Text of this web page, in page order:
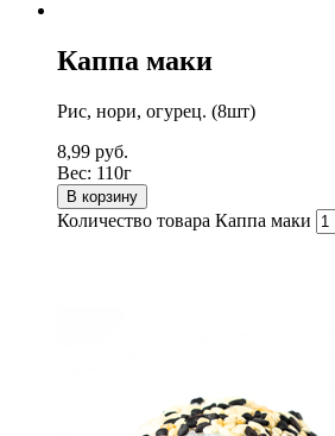
Каппа маки
Рис, нори, огурец. (8шт)
8,99 руб.
Вес: 110г
В корзину
Количество товара Каппа маки